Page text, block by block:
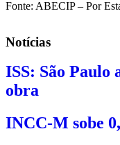
Fonte: ABECIP – Por
Notícias
ISS: São Paulo
obra
INCC-M sobe